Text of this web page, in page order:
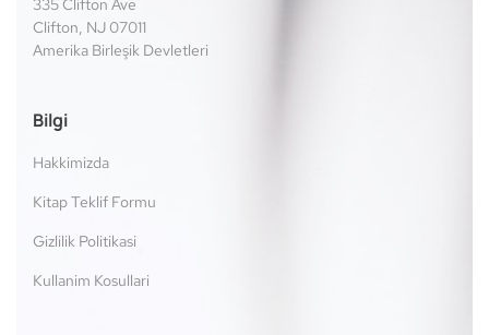
335 Clifton Ave
Clifton, NJ 07011
Amerika Birleşik Devletleri
Bilgi
Hakkimizda
Kitap Teklif Formu
Gizlilik Politikasi
Kullanim Kosullari